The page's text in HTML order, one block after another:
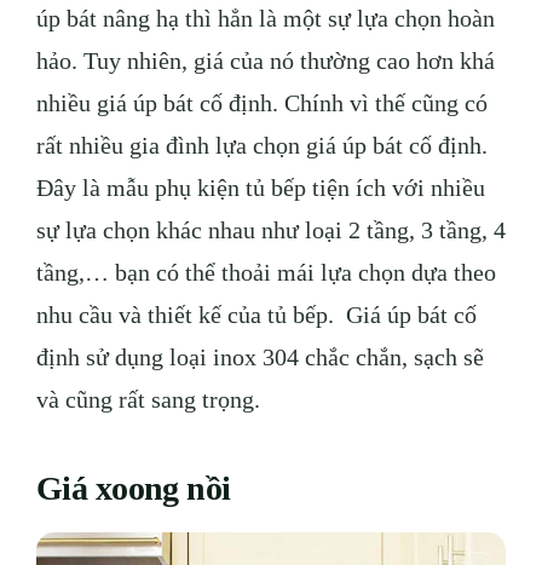
úp bát nâng hạ thì hẳn là một sự lựa chọn hoàn
hảo. Tuy nhiên, giá của nó thường cao hơn khá
nhiều giá úp bát cố định. Chính vì thế cũng có
rất nhiều gia đình lựa chọn giá úp bát cố định.
Đây là mẫu phụ kiện tủ bếp tiện ích với nhiều
sự lựa chọn khác nhau như loại 2 tầng, 3 tầng, 4
tầng,… bạn có thể thoải mái lựa chọn dựa theo
nhu cầu và thiết kế của tủ bếp. Giá úp bát cố
định sử dụng loại inox 304 chắc chắn, sạch sẽ
và cũng rất sang trọng.
Giá xoong nồi